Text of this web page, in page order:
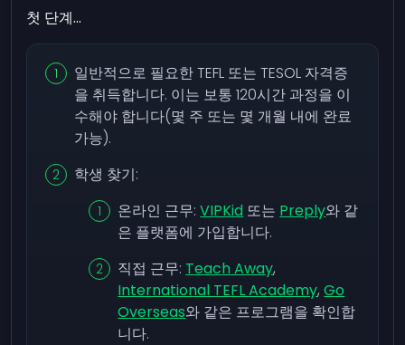
첫 단계...
일반적으로 필요한 TEFL 또는 TESOL 자격증
을 취득합니다. 이는 보통 120시간 과정을 이
수해야 합니다(몇 주 또는 몇 개월 내에 완료
가능).
학생 찾기:
온라인 근무:VIPKid 또는 Preply와 같
은 플랫폼에 가입합니다.
직접 근무: Teach Away,
International TEFL Academy,Go
Overseas와 같은 프로그램을 확인합
니다.